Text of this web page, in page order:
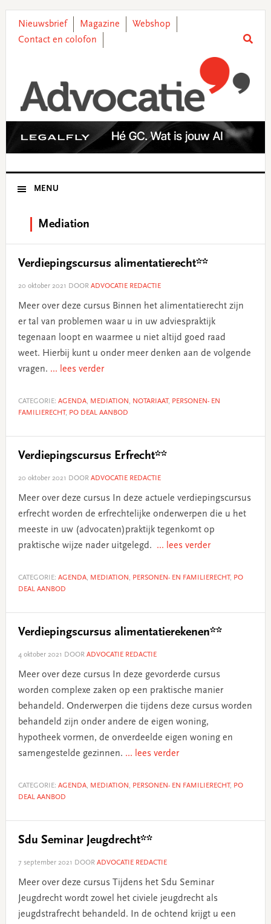
primary
main
primary
footer
Nieuwsbrief Magazine
Webshop
Contact en colofon
MENU
Mediation
Verdiepingscursus alimentatierecht**
20 oktober 2021 DOOR ADVOCATIE REDACTIE
Meer over deze cursus Binnen het alimentatierecht zijn
er tal van problemen waar u in uw adviespraktijk
tegenaan loopt en waarmee u niet altijd goed raad
weet. Hierbij kunt u onder meer denken aan de volgende
vragen. ... lees verder
CATEGORIE: AGENDA, MEDIATION , NOTARIAAT, PERSONEN- EN
FAMILIERECHT, PO DEAL AANBOD
Verdiepingscursus Erfrecht**
20 oktober 2021 DOOR ADVOCATIE REDACTIE
Meer over deze cursus In deze actuele verdiepingscursus
erfrecht worden de erfrechtelijke onderwerpen die u het
meeste in uw (advocaten)praktijk tegenkomt op
praktische wijze nader uitgelegd. ... lees verder
CATEGORIE: AGENDA, MEDIATION , PERSONEN- EN FAMILIERECHT, PO
DEAL AANBOD
Verdiepingscursus alimentatierekenen**
4 oktober 2021 DOOR ADVOCATIE REDACTIE
Meer over deze cursus In deze gevorderde cursus
worden complexe zaken op een praktische manier
behandeld. Onderwerpen die tijdens deze cursus worden
behandeld zijn onder andere de eigen woning,
hypotheek vormen, de onverdeelde eigen woning en
samengestelde gezinnen. ... lees verder
CATEGORIE: AGENDA, MEDIATION , PERSONEN- EN FAMILIERECHT, PO
DEAL AANBOD
Sdu Seminar Jeugdrecht**
7 september 2021 DOOR ADVOCATIE REDACTIE
Meer over deze cursus Tijdens het Sdu Seminar
Jeugdrecht wordt zowel het civiele jeugdrecht als
jeugdstrafrecht behandeld. In de ochtend krijgt u een